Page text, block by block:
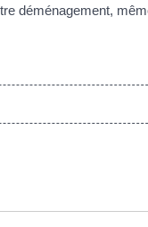
déménagement,